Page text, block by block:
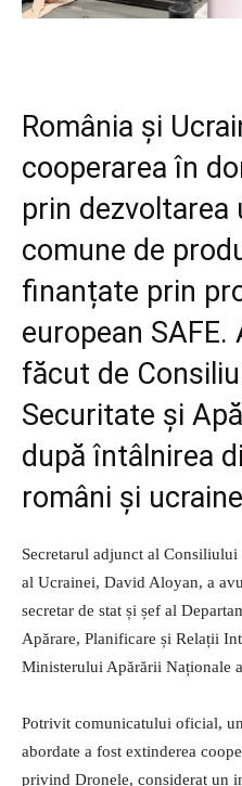
România și
cooperarea în
prin dezvoltarea
comune de
finanțate prin
european
făcut de
Securitate și
după întâlnirea
români și
Secretarul adjunct al
al Ucrainei, David Aloyan, a
secretar de stat și șef al
Apărare, Planificare și Relații
Ministerului Apărării Naționale
Potrivit comunicatului oficial,
abordate a fost extinderea
privind Dronele, considerat un